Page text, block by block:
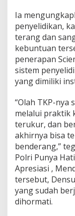
Ia
penyelidikan,
terang dan
kebuntuan
penerapan
sistem
yang dimiliki
“Olah TKP-nya
melalui praktik
terukur, dan
akhirnya bisa
benderang,”
Polri Punya
Apresiasi ,
tersebut,
yang sudah
dihormati.